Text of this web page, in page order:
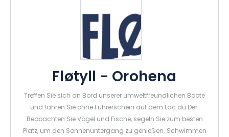
Fløtyll - Orohena
Treffen Sie sich an Bord unserer umweltfreundlichen Boote
und fahren Sie ohne Führerschein auf dem Lac du Der.
Beobachten Sie Vögel und Fische, segeln Sie zum besten
Platz, um den Sonnenuntergang zu genießen. Schwimmen